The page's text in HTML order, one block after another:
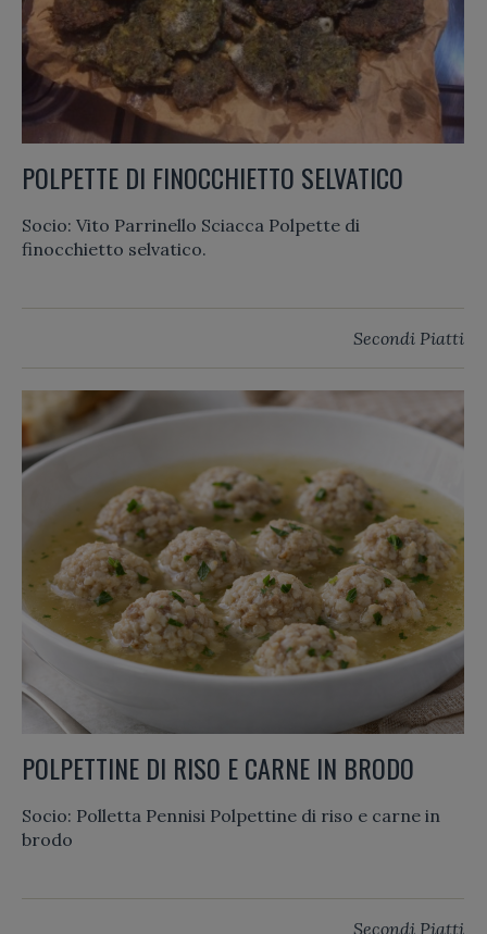
POLPETTE DI FINOCCHIETTO SELVATICO
Socio: Vito Parrinello Sciacca Polpette di
finocchietto selvatico.
Secondi Piatti
POLPETTINE DI RISO E CARNE IN BRODO
Socio: Polletta Pennisi Polpettine di riso e carne in
brodo
Secondi Piatti